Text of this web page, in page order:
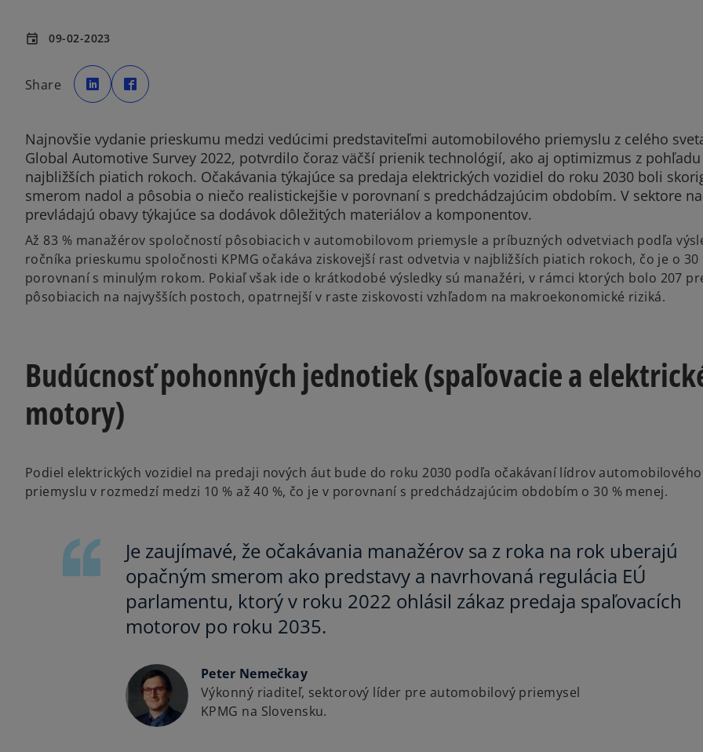
event 09-02-2023
Share
o
p
e
n
a
n
e
w
t
a
b
p
e
a
n
e
w
t
a
b
Najnovšie vydanie prieskumu medzi vedúcimi predstaviteľmi automobilového priemyslu z celého
Global Automotive Survey 2022, potvrdilo čoraz väčší prienik technológií, ako aj optimizmus z
najbližších piatich rokoch. Očakávania týkajúce sa predaja elektrických vozidiel do roku 2030 boli
smerom nadol a pôsobia o niečo realistickejšie v porovnaní s predchádzajúcim obdobím. V sektore
prevládajú obavy týkajúce sa dodávok dôležitých materiálov a komponentov.
Až 83 % manažérov spoločností pôsobiacich v automobilovom priemysle a príbuzných odvetviach podľa
ročníka prieskumu spoločnosti KPMG očakáva ziskovejší rast odvetvia v najbližších piatich rokoch, čo je o 30
porovnaní s minulým rokom. Pokiaľ však ide o krátkodobé výsledky sú manažéri, v rámci ktorých bolo 207
pôsobiacich na najvyšších postoch, opatrnejší v raste ziskovosti vzhľadom na makroekonomické riziká.
Budúcnosť pohonných jednotiek (spaľovacie a
motory)
Podiel elektrických vozidiel na predaji nových áut bude do roku 2030 podľa očakávaní lídrov automobilového
priemyslu v rozmedzí medzi 10 % až 40 %, čo je v porovnaní s predchádzajúcim obdobím o 30 % menej.
Je zaujímavé, že očakávania manažérov sa z roka na rok uberajú
opačným smerom ako predstavy a navrhovaná regulácia EÚ
parlamentu, ktorý v roku 2022 ohlásil zákaz predaja spaľovacích
motorov po roku 2035.
Peter Nemečkay
Výkonný riaditeľ, sektorový líder pre automobilový priemysel
KPMG na Slovensku.